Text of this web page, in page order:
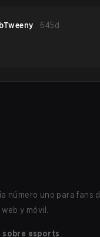
645d
número uno para fans
y móvil.
esports